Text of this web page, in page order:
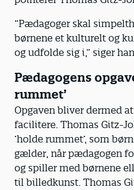
”Pædagoger skal
børnene et kulturelt og
og udfolde sig i,” siger
Pædagogens
rummet’
Opgaven bliver dermed
facilitere. Thomas Gitz-
’holde rummet’, som
gælder, når pædagogen
og spiller med børnene
til billedkunst. Thomas